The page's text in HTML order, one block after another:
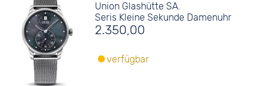
Union Glashütte SA.
Seris Kleine Sekunde Damenuhr
2.350,00
verfügbar